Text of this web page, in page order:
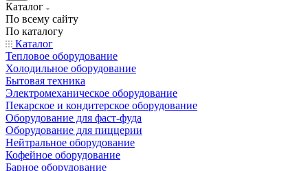
Каталог
По всему сайту
По каталогу
Каталог
Тепловое оборудование
Холодильное оборудование
Бытовая техника
Электромеханическое оборудование
Пекарское и кондитерское оборудование
Оборудование для фаст-фуда
Оборудование для пиццерии
Нейтральное оборудование
Кофейное оборудование
Барное оборудование